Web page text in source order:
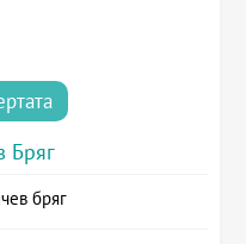
Бряг
бряг